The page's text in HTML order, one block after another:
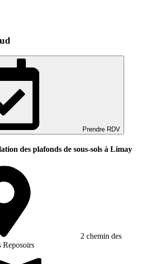
Prendre RDV
des plafonds de sous-sols à Limay
2 chemin des
Reposoirs